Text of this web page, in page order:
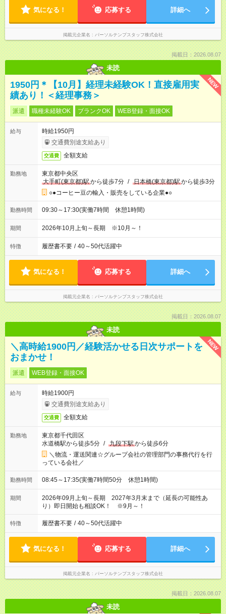
気になる！ 応募する 詳細へ
掲載元企業名 パーソルテンプスタッフ株式会社
掲載日：2026.08.07
未読
NEW
1950円＊【10月】経理未経験OK！直接雇用実
績あり！＜経理事務＞
派遣 職種未経験OK ブランクOK WEB登録・面接OK
給与
時給1950円
交通費別途支給あり
交通費 全額支給
勤務地
東京都中央区
大手町(東京都)駅から徒歩7分 / 日本橋(東京都)駅から徒歩3分
○●コーヒー豆の輸入・販売をしている企業●○
勤務時間 09:30～17:30(実働7時間 休憩1時間)
期間 2026年10月上旬～長期 ※10月～！
特徴 履歴書不要 / 40～50代活躍中
気になる！ 応募する 詳細へ
掲載元企業名 パーソルテンプスタッフ株式会社
掲載日：2026.08.07
未読
NEW
＼高時給1900円／経験活かせる日次サポートを
おまかせ！
派遣 WEB登録・面接OK
給与
時給1900円
交通費別途支給あり
交通費 全額支給
勤務地
東京都千代田区
水道橋駅から徒歩5分 / 九段下駅から徒歩6分
＼物流・運送関連☆グループ会社の管理部門の事務代行を行
っている会社／
勤務時間 08:45～17:35(実働7時間50分 休憩1時間)
期間
2026年09月上旬～長期 2027年3月末まで（延長の可能性あ
り）即日開始も相談OK！ ※9月～！
特徴 履歴書不要 / 40～50代活躍中
気になる！ 応募する 詳細へ
掲載元企業名 パーソルテンプスタッフ株式会社
掲載日：2026.08.07
未読